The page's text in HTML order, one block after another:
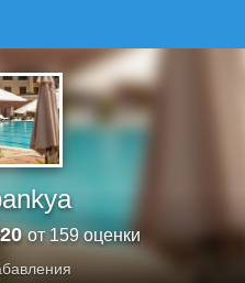
от 159 оценки